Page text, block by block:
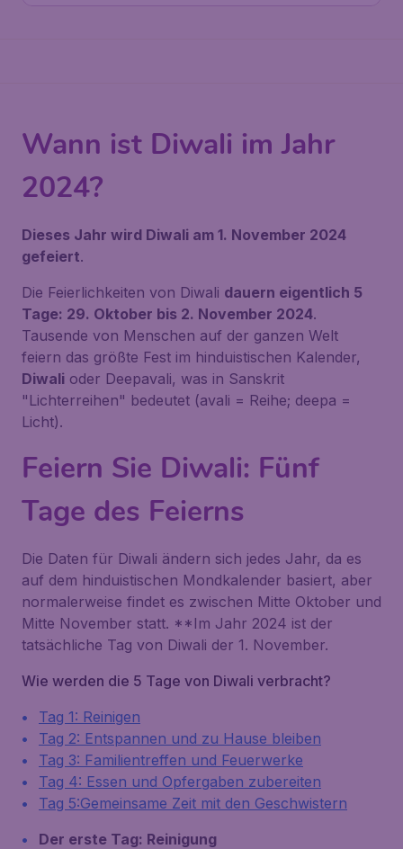
Wann ist Diwali im Jahr
2024?
Dieses Jahr wird Diwali am 1. November 2024
gefeiert.
Die Feierlichkeiten von Diwali dauern eigentlich 5
Tage: 29. Oktober bis 2. November 2024.
Tausende von Menschen auf der ganzen Welt
feiern das größte Fest im hinduistischen Kalender,
Diwali oder Deepavali, was in Sanskrit
"Lichterreihen" bedeutet (avali = Reihe; deepa =
Licht).
Feiern Sie Diwali: Fünf
Tage des Feierns
Die Daten für Diwali ändern sich jedes Jahr, da es
auf dem hinduistischen Mondkalender basiert, aber
normalerweise findet es zwischen Mitte Oktober und
Mitte November statt. **Im Jahr 2024 ist der
tatsächliche Tag von Diwali der 1. November.
Wie werden die 5 Tage von Diwali verbracht?
Tag 1: Reinigen
Tag 2: Entspannen und zu Hause bleiben
Tag 3: Familientreffen und Feuerwerke
Tag 4: Essen und Opfergaben zubereiten
Tag 5:Gemeinsame Zeit mit den Geschwistern
Der erste Tag: Reinigung